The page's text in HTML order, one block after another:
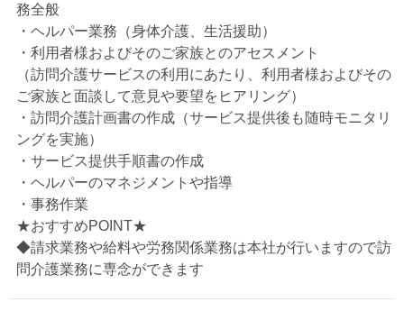
務全般
・ヘルパー業務（身体介護、生活援助）
・利用者様およびそのご家族とのアセスメント
（訪問介護サービスの利用にあたり、利用者様およびその
ご家族と面談して意見や要望をヒアリング）
・訪問介護計画書の作成（サービス提供後も随時モニタリ
ングを実施）
・サービス提供手順書の作成
・ヘルパーのマネジメントや指導
・事務作業
★おすすめPOINT★
◆請求業務や給料や労務関係業務は本社が行いますので訪
問介護業務に専念ができます